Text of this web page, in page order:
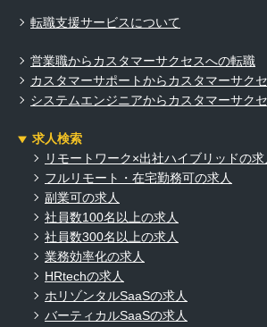
転職支援サービスについて
営業職からカスタマーサクセスへの転職
カスタマーサポートからカスタマーサク
システムエンジニアからカスタマーサク
求人検索
リモートワーク×出社ハイブリッドの求
フルリモート・在宅勤務可の求人
副業可の求人
社員数100名以上の求人
社員数300名以上の求人
業務効率化の求人
HRtechの求人
ホリゾンタルSaaSの求人
バーティカルSaaSの求人